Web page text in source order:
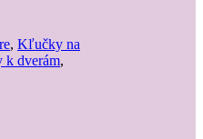
, Kľučky na
k dverám,